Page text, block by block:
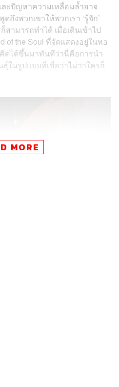
ะปัญหาความเหลื่อมล้ำอาจ
ถึงพวกเขาให้พวกเรา ‘รู้จัก’
สามารถทำได้ เมื่อเดินเข้าไป
of the Soul ที่จัดแสดงอยู่ในหอ
คิดได้ขึ้นมาทันทีว่านี่คือการนำ
ธุ์ในรูปแบบที่เชื่อว่าไม่ว่าใครก็
MORE